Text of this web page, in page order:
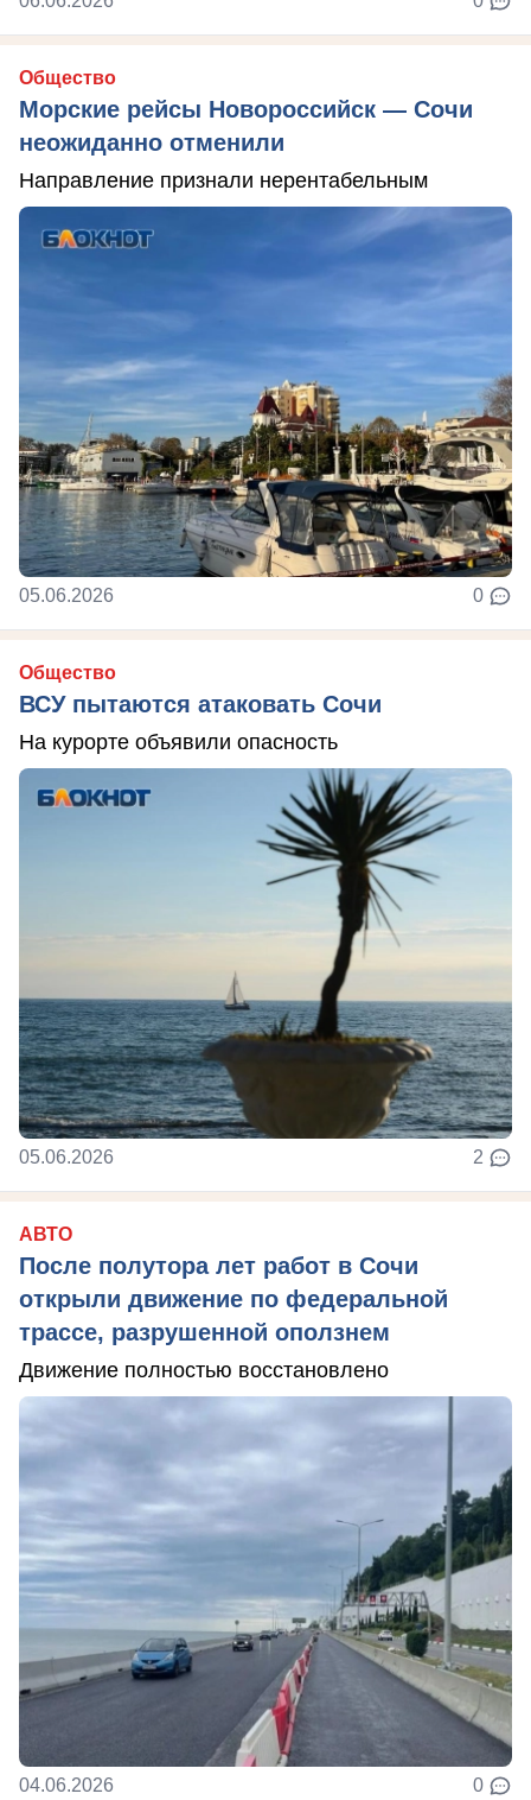
Общество
Морские рейсы Новороссийск — Сочи
неожиданно отменили
Направление признали нерентабельным
05.06.2026 0
Общество
ВСУ пытаются атаковать Сочи
На курорте объявили опасность
05.06.2026 2
АВТО
После полутора лет работ в Сочи
открыли движение по федеральной
трассе, разрушенной оползнем
Движение полностью восстановлено
04.06.2026 0